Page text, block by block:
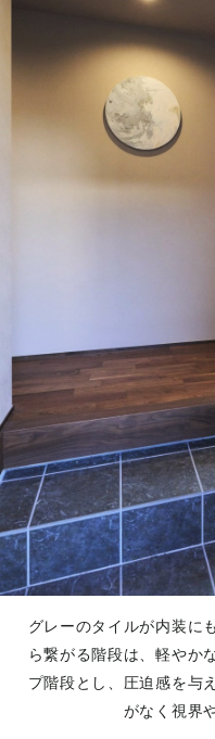
グレーのタイルが内装に
ら繋がる階段は、軽やか
プ階段とし、圧迫感を与
がなく視界